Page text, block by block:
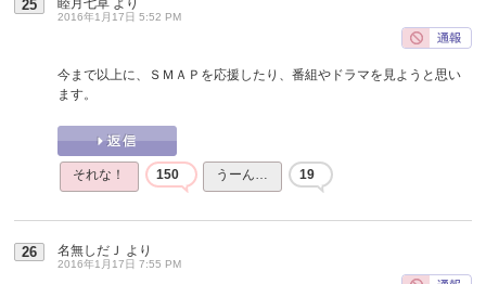
25
2016年1月17日 5:52 PM
今まで以上に、ＳＭＡＰを応援したり、番組やドラマを見ようと思い
ます。
それな！ 150 うーん… 19
26 名無しだＪ より
2016年1月17日 7:55 PM